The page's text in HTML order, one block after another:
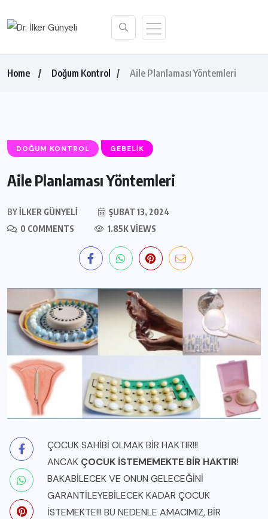
Home Doğum Kontrol Aile Planlaması Yöntemleri
DOĞUM KONTROL GEBELIK
Aile Planlaması Yöntemleri
BY İLKER GÜNYELI
ŞUBAT 13, 2024
0 COMMENTS
1.85K VIEWS
ÇOCUK SAHİBİ OLMAK BİR HAKTIR!!!
ANCAK ÇOCUK İSTEMEMEKTE BİR HAKTIR!
BAKABİLECEK VE ONUN GELECEĞİNİ
GARANTİLEYEBİLECEK KADAR ÇOCUK
İSTEMEKTE!!! BU NEDENLE AMACIMIZ, BİR